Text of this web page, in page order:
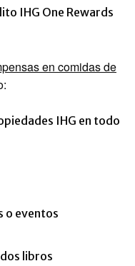
IHG One Rewards
en comidas de
IHG en todo
o eventos
libros